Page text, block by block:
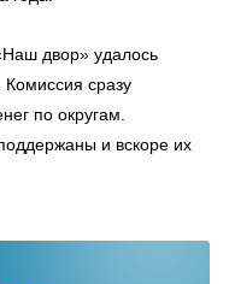
двор» удалось
Комиссия сразу
по округам.
и вскоре их